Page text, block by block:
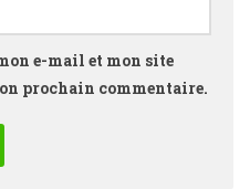
e-mail et mon site
prochain commentaire.